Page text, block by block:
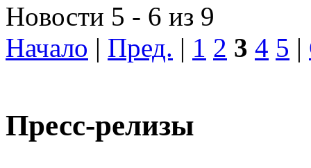
Новости 5 - 6 из 9
Начало | Пред. | 1 2 3 4 5 |
Пресс-релизы